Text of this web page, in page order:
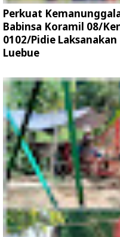
Perkuat
Babinsa Koramil 08/
0102/Pidie
Luebue